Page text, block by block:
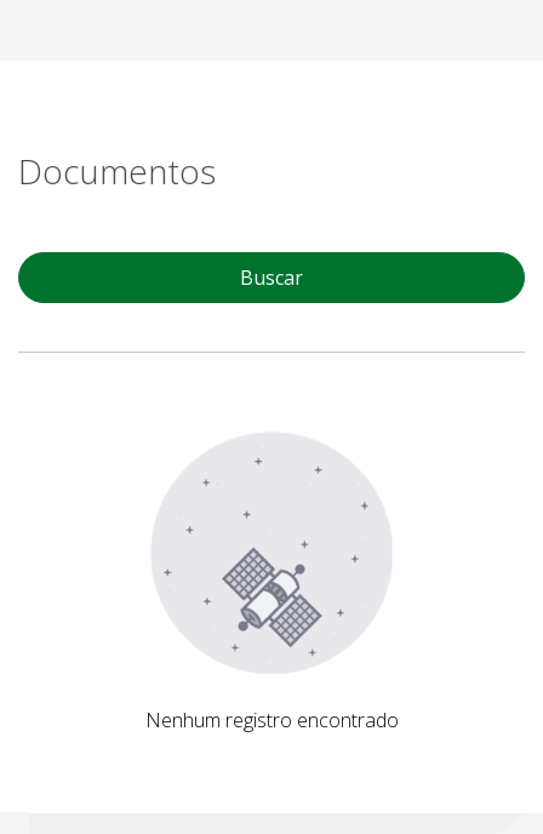
Documentos
Buscar
Nenhum registro encontrado
Nenhum registro encontrado